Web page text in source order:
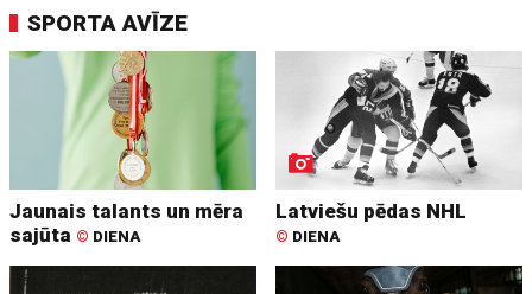
SPORTA AVĪZE
Jaunais talants un mēra
sajūta © DIENA
Latviešu pēdas NHL
© DIENA